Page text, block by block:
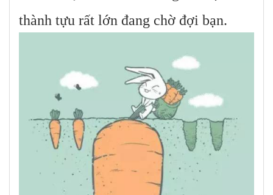
thành tựu rất lớn đang chờ đợi bạn.